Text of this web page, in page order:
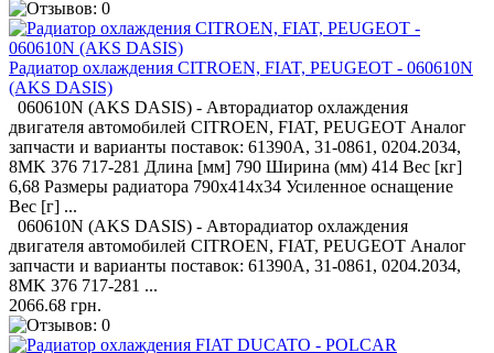
Радиатор охлаждения CITROEN, FIAT, PEUGEOT - 060610N
(AKS DASIS)
060610N (AKS DASIS) - Авторадиатор охлаждения
двигателя автомобилей CITROEN, FIAT, PEUGEOT Аналог
запчасти и варианты поставок: 61390A, 31-0861, 0204.2034,
8MK 376 717-281 Длина [мм] 790 Ширина (мм) 414 Вес [кг]
6,68 Размеры радиатора 790x414x34 Усиленное оснащение
Вес [г] ...
060610N (AKS DASIS) - Авторадиатор охлаждения
двигателя автомобилей CITROEN, FIAT, PEUGEOT Аналог
запчасти и варианты поставок: 61390A, 31-0861, 0204.2034,
8MK 376 717-281 ...
2066.68 грн.